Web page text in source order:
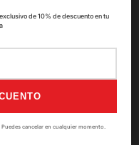
de 10% de descuento en tu
cancelar en cualquier momento.